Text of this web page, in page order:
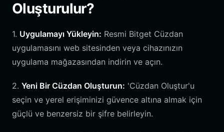
Oluşturulur?
1. Uygulamayı Yükleyin: Resmi Bitget Cüzdan
uygulamasını web sitesinden veya cihazınızın
uygulama mağazasından indirin ve açın.
2. Yeni Bir Cüzdan Oluşturun: 'Cüzdan Oluştur'u
seçin ve yerel erişiminizi güvence altına almak için
güçlü ve benzersiz bir şifre belirleyin.